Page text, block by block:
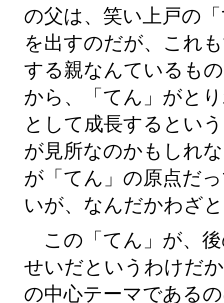
の父は、笑い上戸の
を出すのだが、これ
する親なんているも
から、「てん」がと
として成長するとい
が見所なのかもしれ
が「てん」の原点だ
いが、なんだかわざ
この「てん」が、後
せいだというわけだ
の中心テーマである